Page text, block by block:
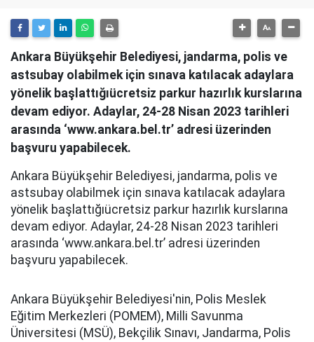
Ankara Büyükşehir Belediyesi, jandarma, polis ve
astsubay olabilmek için sınava katılacak adaylara
yönelik başlattığıücretsiz parkur hazırlık kurslarına
devam ediyor. Adaylar, 24-28 Nisan 2023 tarihleri
arasında ‘www.ankara.bel.tr’ adresi üzerinden
başvuru yapabilecek.
Ankara Büyükşehir Belediyesi, jandarma, polis ve
astsubay olabilmek için sınava katılacak adaylara
yönelik başlattığıücretsiz parkur hazırlık kurslarına
devam ediyor. Adaylar, 24-28 Nisan 2023 tarihleri
arasında ‘www.ankara.bel.tr’ adresi üzerinden
başvuru yapabilecek.
Ankara Büyükşehir Belediyesi'nin, Polis Meslek
Eğitim Merkezleri (POMEM), Milli Savunma
Üniversitesi (MSÜ), Bekçilik Sınavı, Jandarma, Polis